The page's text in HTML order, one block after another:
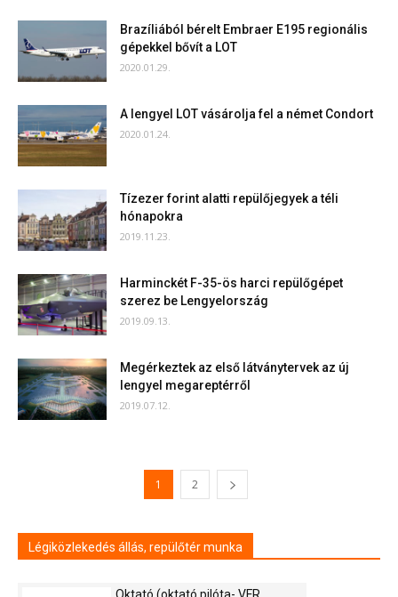
Brazíliából bérelt Embraer E195 regionális
gépekkel bővít a LOT
2020.01.29.
A lengyel LOT vásárolja fel a német Condort
2020.01.24.
Tízezer forint alatti repülőjegyek a téli
hónapokra
2019.11.23.
Harminckét F-35-ös harci repülőgépet
szerez be Lengyelország
2019.09.13.
Megérkeztek az első látványtervek az új
lengyel megareptérről
2019.07.12.
1 2
Légiközlekedés állás, repülőtér munka